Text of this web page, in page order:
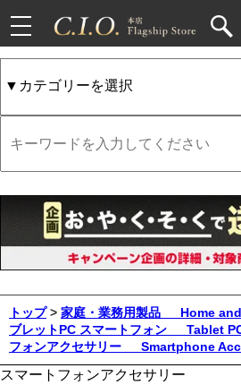
toggle
navigation
トップ > 家庭・業務用製品 Home
ブレットPC スマートフォン
Tablet
フォンアクセサリー
Smartphone
スマートフォンアクセサリー